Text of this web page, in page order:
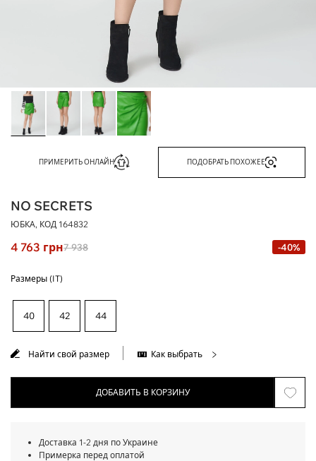
ПРИМЕРИТЬ ОНЛАЙН ПОДОБРАТЬ ПОХОЖЕЕ
NO SECRETS
ЮБКА, КОД 164832
4 763 грн7 938 -40%
Размеры (IT)
40 42 44
Найти свой размер Как выбрать
ДОБАВИТЬ В КОРЗИНУ
Доставка 1-2 дня по Украине
Примерка перед оплатой